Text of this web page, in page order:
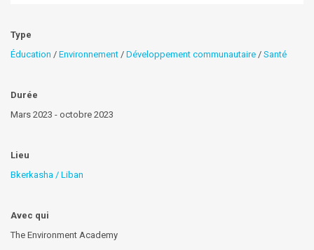
Type
Éducation / Environnement / Développement communautaire / Santé
Durée
Mars 2023 - octobre 2023
Lieu
Bkerkasha / Liban
Avec qui
The Environment Academy